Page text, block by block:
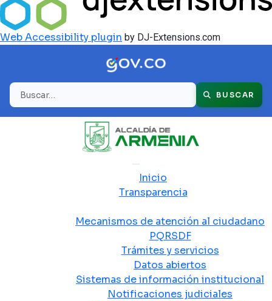
Web Accessibility plugin by DJ-Extensions.com
Buscar BUSCAR
Inicio
Transparencia
Mecanismos de atención al ciudadano
PQRSDF
Trámites y servicios
Datos abiertos
Sistemas de información institucional
Notificaciones judiciales